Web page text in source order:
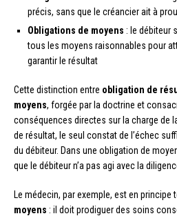
précis, sans que le créancier ait à
Obligations de moyens : le débiteur
tous les moyens raisonnables pour
garantir le résultat
Cette distinction entre obligation de
moyens, forgée par la doctrine et
conséquences directes sur la charge de
de résultat, le seul constat de l’échec
du débiteur. Dans une obligation de
que le débiteur n’a pas agi avec la
Le médecin, par exemple, est en principe
moyens : il doit prodiguer des soins